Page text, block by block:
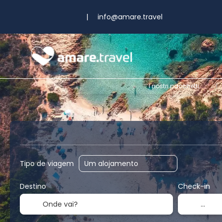
| info@amare.travel
I nostri pacchetti
Acomodação Transporte + Alojamento
Tipo de viagem
Destino Check-in